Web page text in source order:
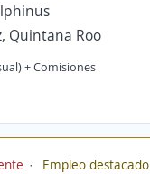
Quintana Roo
+ Comisiones
Empleo destacado